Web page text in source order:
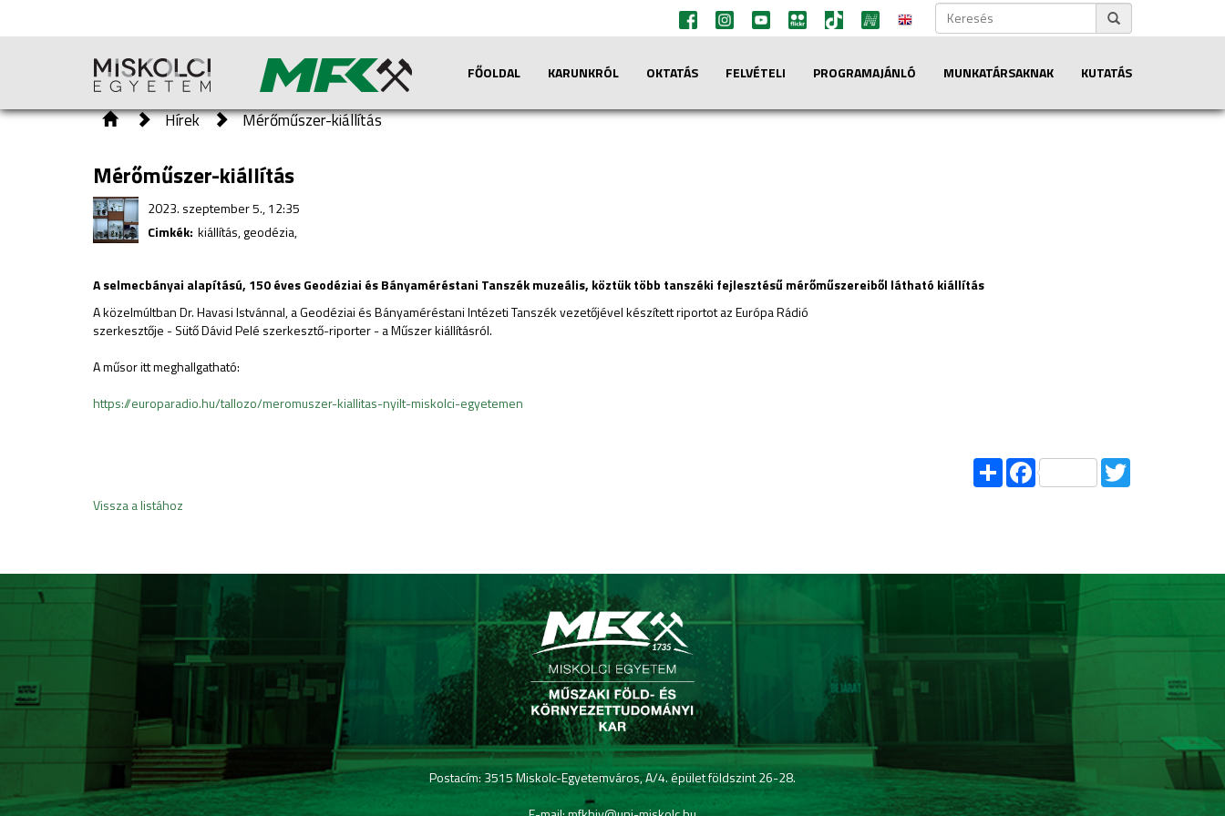
FŐOLDAL KARUNKRÓL OKTATÁS FELVÉTELI PROGRAMAJÁNLÓ MUNKATÁRSAKNAK KUTATÁS
Hírek Mérőműszer-kiállítás
Mérőműszer-kiállítás
2023. szeptember 5., 12:35
Cimkék: kiállítás, geodézia,
A selmecbányai alapítású, 150 éves Geodéziai és Bányaméréstani Tanszék muzeális, köztük több tanszéki fejlesztésű mérőműszereiből látható kiállítás
A közelmúltban Dr. Havasi Istvánnal, a Geodéziai és Bányaméréstani Intézeti Tanszék vezetőjével készített riportot az Európa Rádió
szerkesztője - Sütő Dávid Pelé szerkesztő-riporter - aMűszerkiállításról.
A műsor itt meghallgatható:
https://europaradio.hu/tallozo/meromuszer-kiallitas-nyilt-miskolci-egyetemen
ShareFacebook
Vissza a listához
Postacím: 3515 Miskolc-Egyetemváros, A/4. épület földszint 26-28.